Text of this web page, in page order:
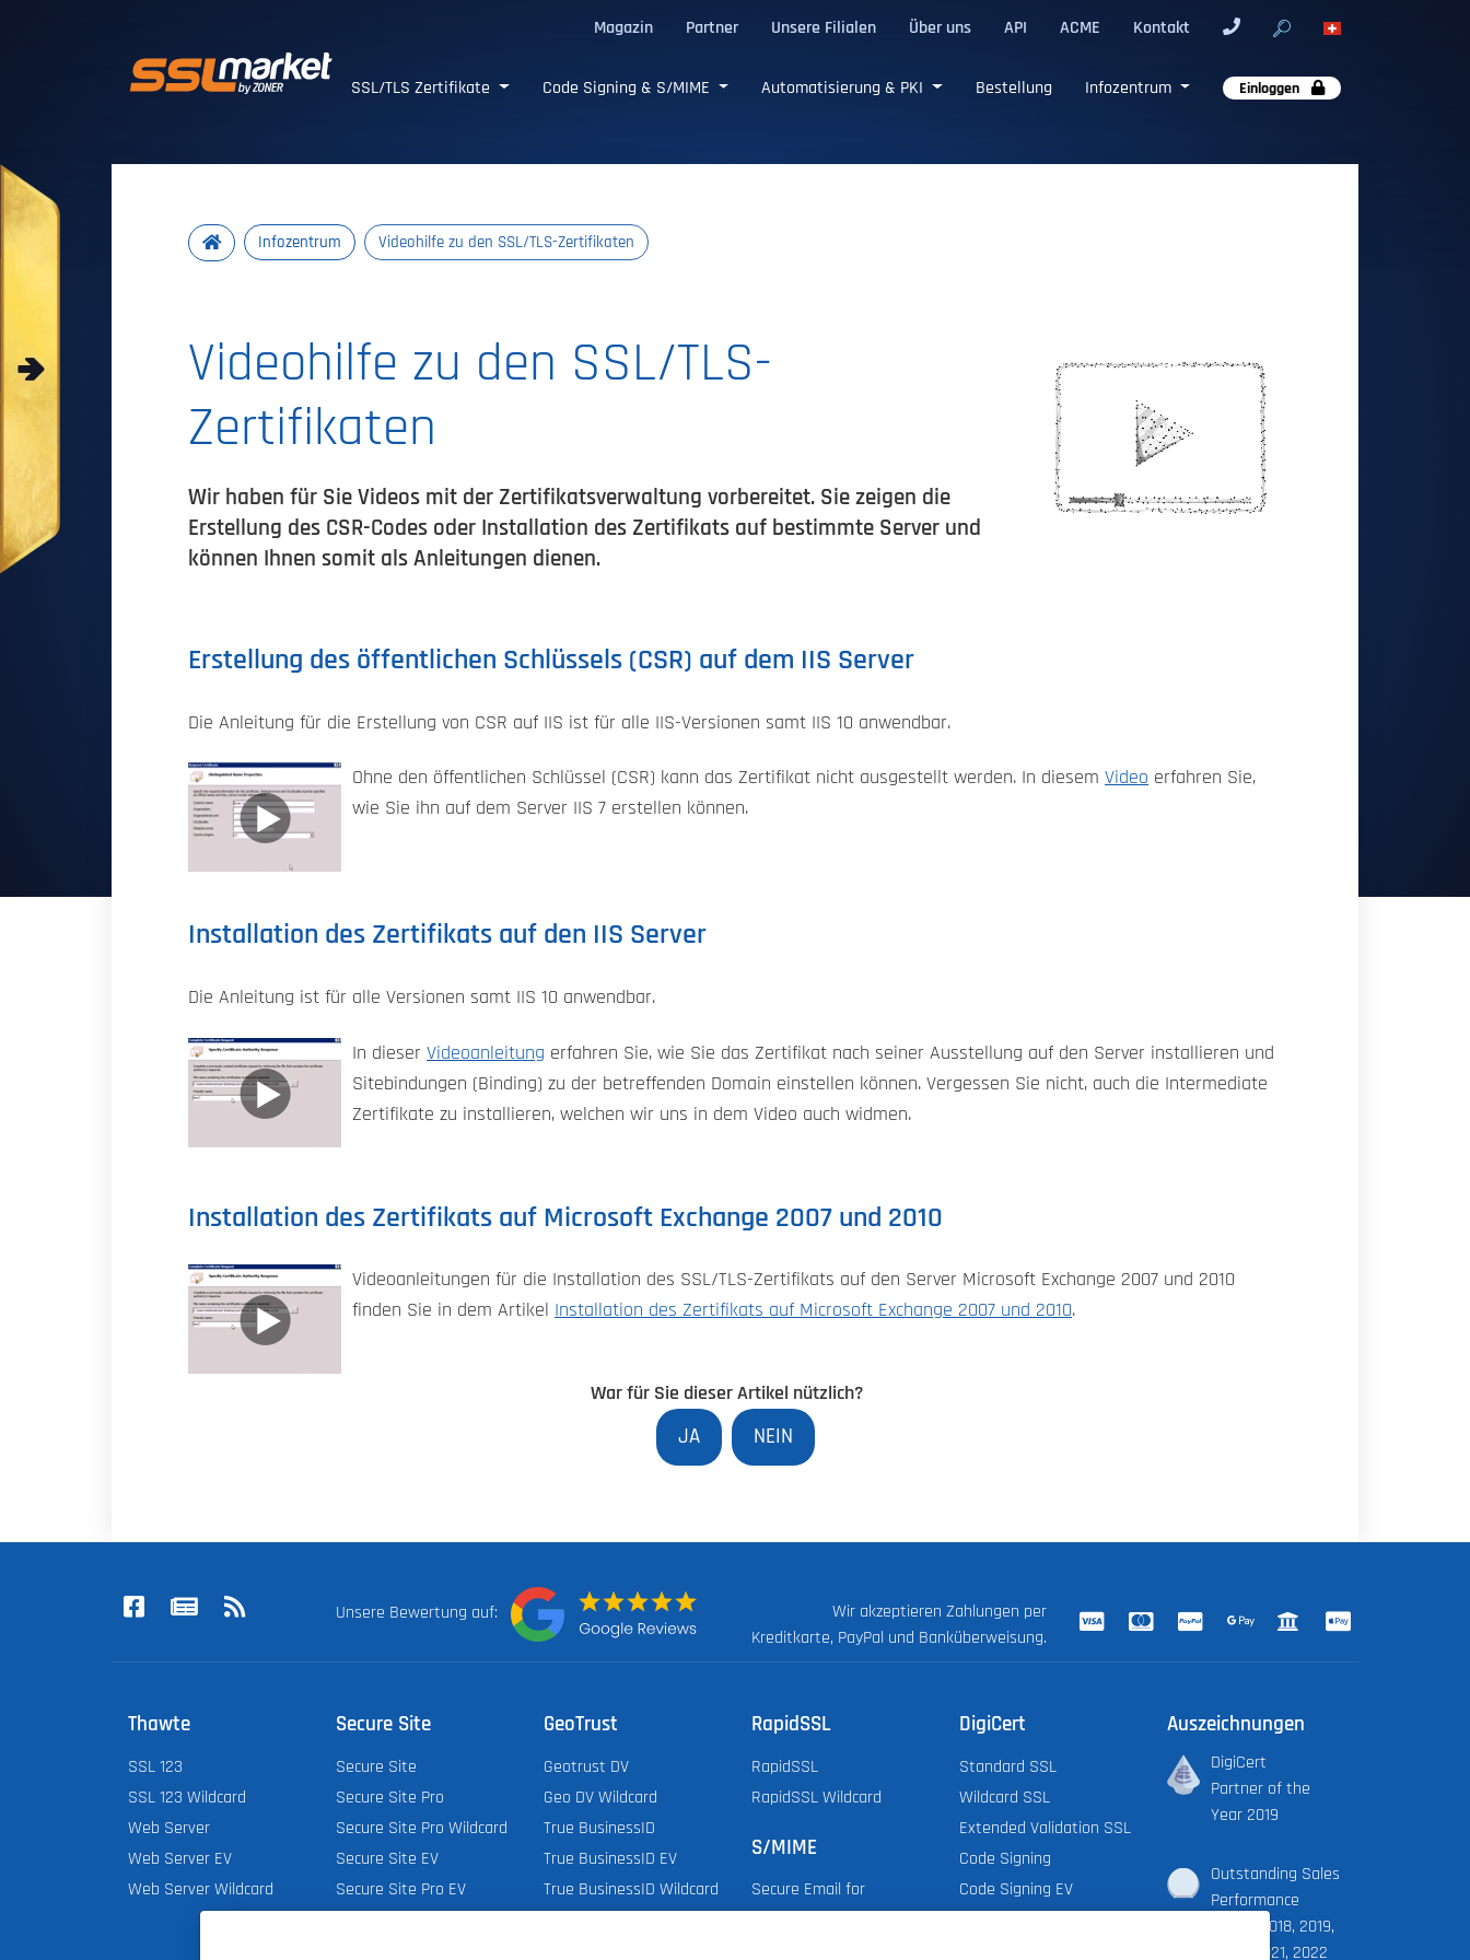
Magazin Partner Unsere Filialen Über uns API ACME Kontakt
SSL/TLS Zertifikate Code Signing & S/MIME Automatisierung & PKI Bestellung Infozentrum Einloggen
Infozentrum Videohilfe zu den SSL/TLS-Zertifikaten
Videohilfe zu den SSL/TLS-
Zertifikaten
Wir haben für Sie Videos mit der Zertifikatsverwaltung vorbereitet. Sie zeigen die
Erstellung des CSR-Codes oder Installation des Zertifikats auf bestimmte Server und
können Ihnen somit als Anleitungen dienen.
Erstellung des öffentlichen Schlüssels (CSR) auf dem IIS Server
Die Anleitung für die Erstellung von CSR auf IIS ist für alle IIS-Versionen samt IIS 10 anwendbar.
Ohne den öffentlichen Schlüssel (CSR) kann das Zertifikat nicht ausgestellt werden. In diesem Video erfahren Sie,
wie Sie ihn auf dem Server IIS 7 erstellen können.
Installation des Zertifikats auf den IIS Server
Die Anleitung ist für alle Versionen samt IIS 10 anwendbar.
In dieser Videoanleitung erfahren Sie, wie Sie das Zertifikat nach seiner Ausstellung auf den Server installieren und
Sitebindungen (Binding) zu der betreffenden Domain einstellen können. Vergessen Sie nicht, auch die Intermediate
Zertifikate zu installieren, welchen wir uns in dem Video auch widmen.
Installation des Zertifikats auf Microsoft Exchange 2007 und 2010
Videoanleitungen für die Installation des SSL/TLS-Zertifikats auf den Server Microsoft Exchange 2007 und 2010
finden Sie in dem Artikel Installation des Zertifikats auf Microsoft Exchange 2007 und 2010.
War für Sie dieser Artikel nützlich?
JA NEIN
Unsere Bewertung auf:
Wir akzeptieren Zahlungen per
Kreditkarte, PayPal und Banküberweisung.
Thawte
SSL 123
SSL 123 Wildcard
Web Server
Web Server EV
Web Server Wildcard
Secure Site
Secure Site
Secure Site Pro
Secure Site Pro Wildcard
Secure Site EV
Secure Site Pro EV
GeoTrust
Geotrust DV
Geo DV Wildcard
True BusinessID
True BusinessID EV
True BusinessID Wildcard
RapidSSL
RapidSSL
RapidSSL Wildcard
S/MIME
Secure Email for
DigiCert
Standard SSL
Wildcard SSL
Extended Validation SSL
Code Signing
Code Signing EV
Auszeichnungen
DigiCert
Partner of the
Year 2019
Outstanding Sales
Performance
Award 2018, 2019,
2020, 2021, 2022